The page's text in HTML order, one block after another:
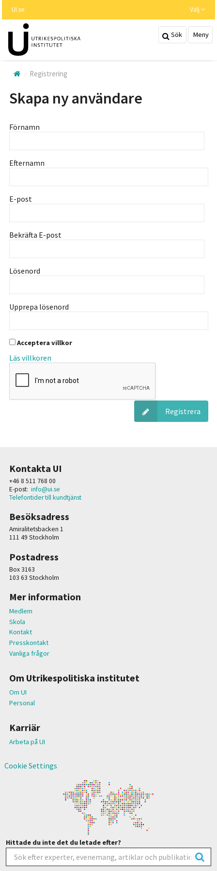
huvudinnehållet
UI.se Välj
Sök Meny
Registrering
Skapa ny användare
Förnamn
Efternamn
E-post
Bekräfta E-post
Lösenord
Upprepa lösenord
Acceptera villkor
Läs villkoren
Registrera
Kontakta UI
+46 8 511 768 00
E-post: info@ui.se
Telefontider till kundtjänst
Besöksadress
Amiralitetsbacken 1
111 49 Stockholm
Postadress
Box 3163
103 63 Stockholm
Mer information
Medlem
Skola
Kontakt
Presskontakt
Vanliga frågor
Om Utrikespolitiska institutet
Om UI
Personal
Karriär
Arbeta på UI
Cookie Settings
Hittade du inte det du letade efter?